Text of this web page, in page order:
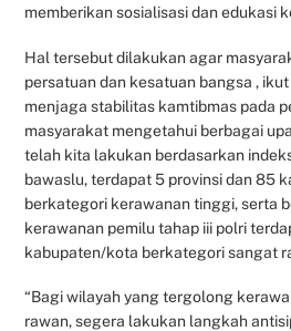
memberikan sosialisasi dan edukasi
Hal tersebut dilakukan agar
persatuan dan kesatuan bangsa ,
menjaga stabilitas kamtibmas pada
masyarakat mengetahui berbagai
telah kita lakukan berdasarkan
bawaslu, terdapat 5 provinsi dan 85
berkategori kerawanan tinggi, serta
kerawanan pemilu tahap iii polri
kabupaten/kota berkategori sangat
“Bagi wilayah yang tergolong
rawan, segera lakukan langkah